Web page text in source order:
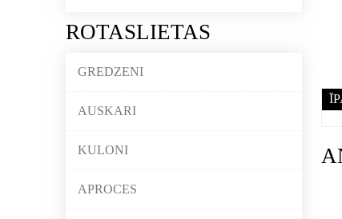
ROTASLIETAS
GREDZENI
AUSKARI
KULONI
APROCES